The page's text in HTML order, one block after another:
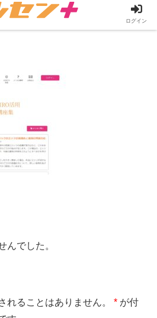
んでした。
れることはありません。 * が付
ログイン